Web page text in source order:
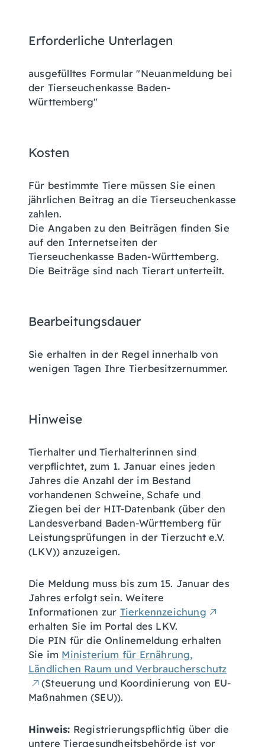
Erforderliche Unterlagen
ausgefülltes Formular "Neuanmeldung bei
der Tierseuchenkasse Baden-
Württemberg"
Kosten
Für bestimmte Tiere müssen Sie einen
jährlichen Beitrag an die Tierseuchenkasse
zahlen.
Die Angaben zu den Beiträgen finden Sie
auf den Internetseiten der
Tierseuchenkasse Baden-Württemberg.
Die Beiträge sind nach Tierart unterteilt.
Bearbeitungsdauer
Sie erhalten in der Regel innerhalb von
wenigen Tagen Ihre Tierbesitzernummer.
Hinweise
Tierhalter und Tierhalterinnen sind
verpflichtet, zum 1. Januar eines jeden
Jahres die Anzahl der im Bestand
vorhandenen Schweine, Schafe und
Ziegen bei der HIT-Datenbank (über den
Landesverband Baden-Württemberg für
Leistungsprüfungen in der Tierzucht e.V.
(LKV)) anzuzeigen.
Die Meldung muss bis zum 15. Januar des
Jahres erfolgt sein. Weitere
Informationen zur Tierkennzeichung
erhalten Sie im Portal des LKV.
Die PIN für die Onlinemeldung erhalten
Sie im Ministerium für Ernährung,
Ländlichen Raum und Verbraucherschutz
(Steuerung und Koordinierung von EU-
Maßnahmen (SEU)).
Hinweis: Registrierungspflichtig über die
untere Tiergesundheitsbehörde ist vor